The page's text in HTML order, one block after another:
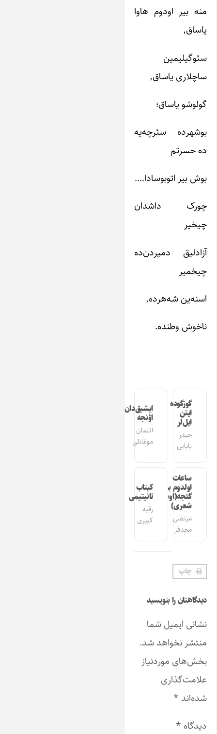
منه بیر اودوم هاوا
یاساق,
سئوگیلیمین
ساچلاری یاساق,
گولوشو یاساق؛
بوشهرده سئرچه‌یه
ده حسرتم
بوش بیر اتوبوسادا….
چورک داشدان
چیخیر
آزادلیق دمیردن‌ده
چیخمیر
اسنه‌ین شه‌هرده,
ناخوش وطنده.
گوزگوده
ایتن
ایل‌لر
حیدر
بابایی
ایشیق‌دان
اؤنجه
ائلمان
موغانلی
ساعات
اولدوم بیر
گئجه(اوشاق
شعری)
مرتضی
مجدفر
کیتاب
تانیتیمی
رقیه
کبیری
چاپ
دیدگاهتان را بنویسید
نشانی ایمیل شما
منتشر نخواهد شد.
بخش‌های موردنیاز
علامت‌گذاری
شده‌اند *
دیدگاه *